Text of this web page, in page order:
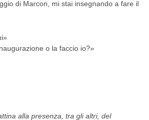
di Marcon, mi stai insegnando a fare il
o la faccio io?»
alla presenza, tra gli altri, del